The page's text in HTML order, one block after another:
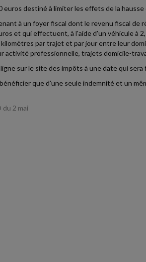
destiné à limiter les effets de la
à un foyer fiscal dont le revenu fiscal de
et qui effectuent, à l'aide d'un véhicule à
par trajet et par jour entre leur
activité professionnelle, trajets domicile-
sur le site des impôts à une date qui sera
que d'une seule indemnité et un
du 2 mai